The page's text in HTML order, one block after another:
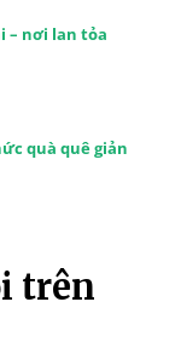
– nơi lan tỏa
quà quê giản
trên